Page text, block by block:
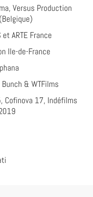
Versus Production
et ARTE France
Ile-de-France
& WTFilms
Cofinova 17, Indéfilms